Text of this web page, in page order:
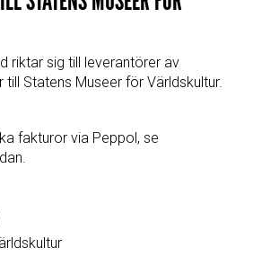
riktar sig till leverantörer av
Statens Museer för Världskultur.
fakturor via Peppol, se